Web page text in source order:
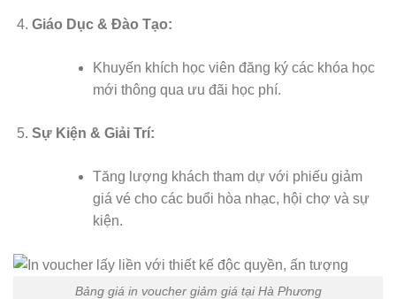
Giáo Dục & Đào Tạo:
Khuyến khích học viên đăng ký các khóa học
mới thông qua ưu đãi học phí.
Sự Kiện & Giải Trí:
Tăng lượng khách tham dự với phiếu giảm
giá vé cho các buổi hòa nhạc, hội chợ và sự
kiện.
Bảng giá in voucher giảm giá tại Hà Phương